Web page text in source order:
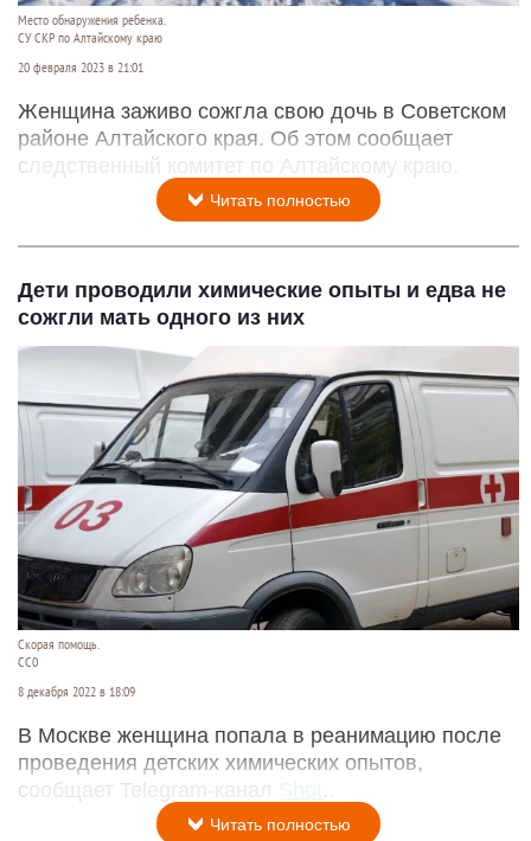
Место обнаружения ребенка.
СУ СКР по Алтайскому краю
20 февраля 2023 в 21:01
Женщина заживо сожгла свою дочь в Советском
районе Алтайского края. Об этом сообщает
следственный комитет по Алтайскому краю.
Читать полностью
Дети проводили химические опыты и едва не
сожгли мать одного из них
Скорая помощь.
СС0
8 декабря 2022 в 18:09
В Москве женщина попала в реанимацию после
проведения детских химических опытов,
сообщает Telegram-канал Shot
Читать полностью